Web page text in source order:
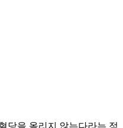
당을 올리지 않는다라는 점